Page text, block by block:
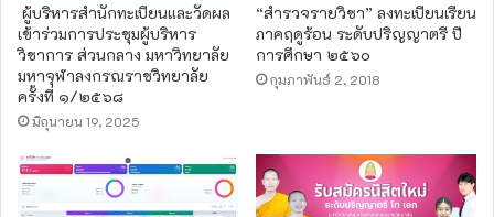
ผู้บริหารสำนักทะเบียนและวัดผล
เข้าร่วมการประชุมผู้บริหาร
วิชาการ ส่วนกลาง มหาวิทยาลัย
มหาจุฬาลงกรณราชวิทยาลัย
ครั้งที่ ๑/๒๕๖๘
มิถุนายน 19, 2025
“สำรวจรายวิชา” ลงทะเบียนเรียน
ภาคฤดูร้อน ระดับปริญญาตรี ปี
การศึกษา ๒๕๖๐
กุมภาพันธ์ 2, 2018